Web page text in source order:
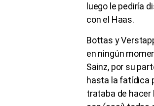
luego le pediría
con el Haas.
Bottas y
en ningún
Sainz, por su
hasta la fatídica
trataba de hacer